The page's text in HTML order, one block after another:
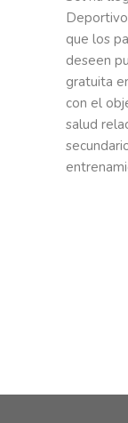
que los
deseen
gratuita
con el
salud